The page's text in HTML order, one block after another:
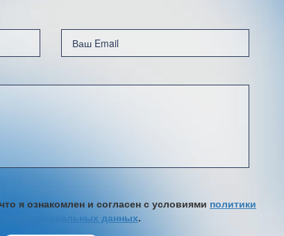
я ознакомлен и согласен с условиями политики
персональных данных.